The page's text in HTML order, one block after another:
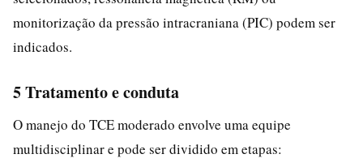
monitorização da pressão intracraniana (PIC) podem ser
indicados.
5 Tratamento e conduta
O manejo do TCE moderado envolve uma equipe
multidisciplinar e pode ser dividido em etapas: